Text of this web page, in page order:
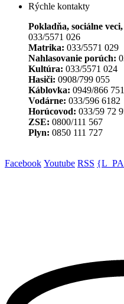
Rýchle kontakty
Pokladňa, sociálne
033/5571 026
Matrika: 033/5571 029
Nahlasovanie porúch:
Kultúra: 033/5571 024
Hasiči: 0908/799 055
Káblovka: 0949/866
Vodárne: 033/596 6182
Horúcovod: 033/59 72
ZSE: 0800/111 567
Plyn: 0850 111 727
Facebook Youtube RSS